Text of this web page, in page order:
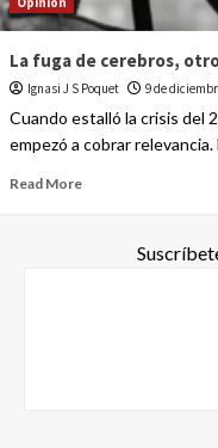
La fuga de cerebros,
Ignasi J S Poquet 9 de
Cuando estalló la crisis del
empezó a cobrar
Read More